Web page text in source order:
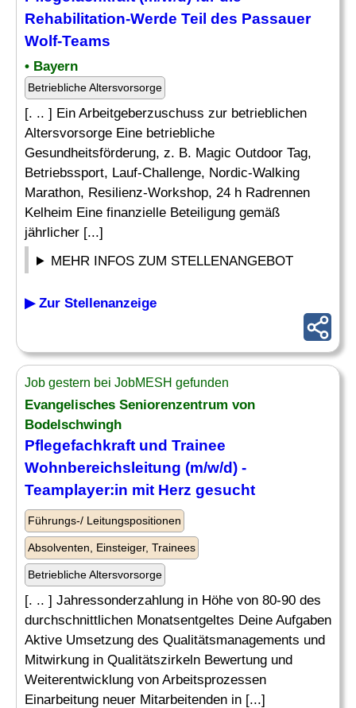
Rehabilitation-Werde Teil des Passauer
Wolf-Teams
• Bayern
Betriebliche Altersvorsorge
[. .. ] Ein Arbeitgeberzuschuss zur betrieblichen
Altersvorsorge Eine betriebliche
Gesundheitsförderung, z. B. Magic Outdoor Tag,
Betriebssport, Lauf-Challenge, Nordic-Walking
Marathon, Resilienz-Workshop, 24 h Radrennen
Kelheim Eine finanzielle Beteiligung gemäß
jährlicher [...]
MEHR INFOS ZUM STELLENANGEBOT
▶ Zur Stellenanzeige
Job gestern bei JobMESH gefunden
Evangelisches Seniorenzentrum von
Bodelschwingh
Pflegefachkraft und Trainee
Wohnbereichsleitung (m/w/d) -
Teamplayer:in mit Herz gesucht
Führungs-/ Leitungspositionen
Absolventen, Einsteiger, Trainees
Betriebliche Altersvorsorge
[. .. ] Jahressonderzahlung in Höhe von 80-90 des
durchschnittlichen Monatsentgeltes Deine Aufgaben
Aktive Umsetzung des Qualitätsmanagements und
Mitwirkung in Qualitätszirkeln Bewertung und
Weiterentwicklung von Arbeitsprozessen
Einarbeitung neuer Mitarbeitenden in [...]